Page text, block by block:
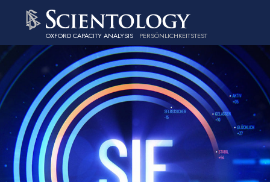
OXFORD CAPACITY ANALYSIS PERSÖNLICHKEITS­TEST